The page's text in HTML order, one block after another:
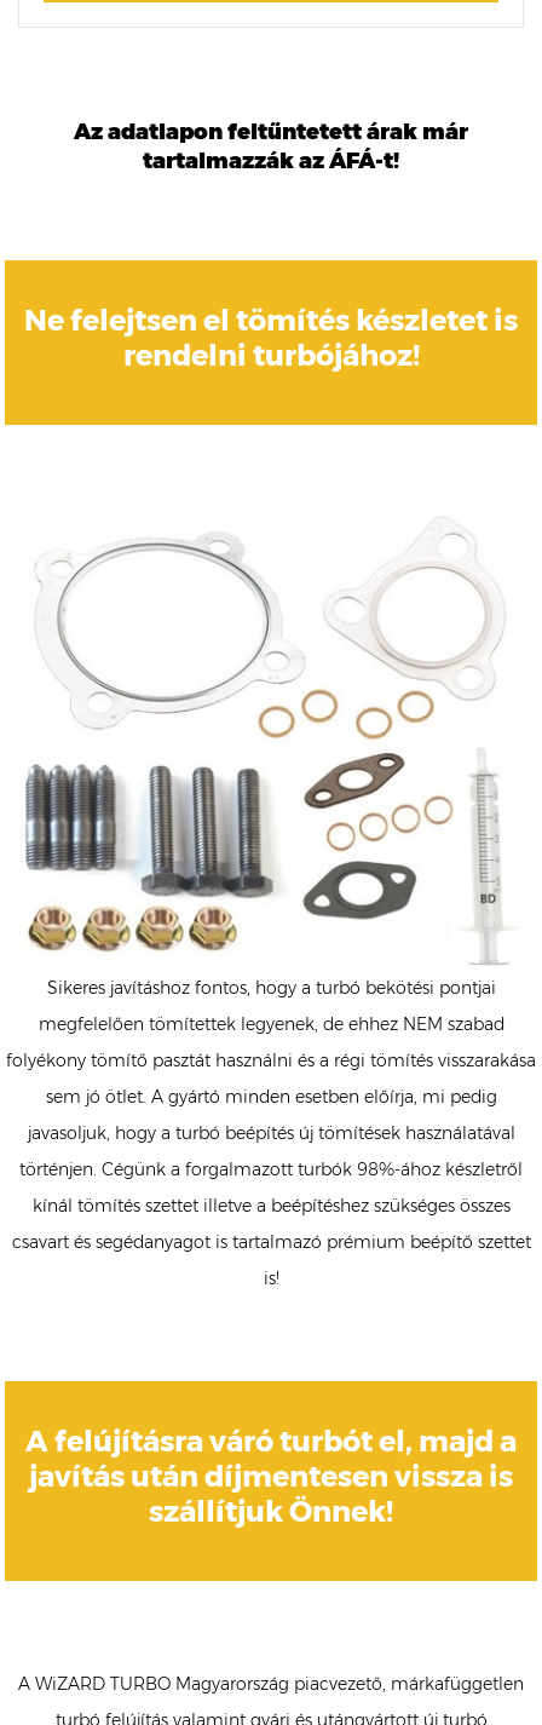
Az adatlapon feltűntetett árak már
tartalmazzák az ÁFÁ-t!
Ne felejtsen el tömítés készletet is
rendelni turbójához!
Sikeres javításhoz fontos, hogy a turbó bekötési pontjai
megfelelően tömítettek legyenek, de ehhez NEM szabad
folyékony tömítő pasztát használni és a régi tömítés visszarakása
sem jó ötlet. A gyártó minden esetben előírja, mi pedig
javasoljuk, hogy a turbó beépítés új tömítések használatával
történjen. Cégünk a forgalmazott turbók 98%-ához készletről
kínál tömítés szettet illetve a beépítéshez szükséges összes
csavart és segédanyagot is tartalmazó prémium beépítő szettet
is!
A felújításra váró turbót el, majd a
javítás után díjmentesen vissza is
szállítjuk Önnek!
A WiZARD TURBO Magyarország piacvezető, márkafüggetlen
turbó felújítás valamint gyári és utángyártott új turbó